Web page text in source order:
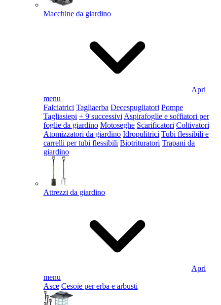
Macchine da giardino
Apri
menu
Falciatrici Tagliaerba Decespugliatori Pompe
Tagliasiepi + 9 successivi Aspirafoglie e soffiatori per
foglie da giardino Motoseghe Scarificatori Coltivatori
Atomizzatori da giardino Idropulitrici Tubi flessibili e
carrelli per tubi flessibili Biotrituratori Trapani da
giardino
Attrezzi da giardino
Apri
menu
Asce Cesoie per erba e arbusti